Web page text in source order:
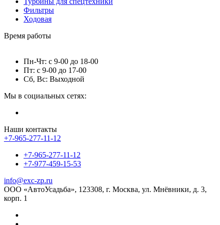
Фильтры
Ходовая
Время работы
Пн-Чт: с 9-00 до 18-00
Пт: с 9-00 до 17-00
Сб, Вс: Выходной
Мы в социальных сетях:
Наши контакты
+7-965-277-11-12
+7-965-277-11-12
+7-977-459-15-53
info@exc-zp.ru
ООО «АвтоУсадьба», 123308, г. Москва, ул. Мнёвники, д. 3,
корп. 1